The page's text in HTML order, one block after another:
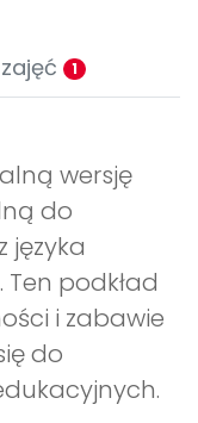
1
wersję
do
języka
podkład
i zabawie
do